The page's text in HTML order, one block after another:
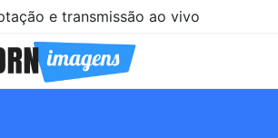
e transmissão ao vivo